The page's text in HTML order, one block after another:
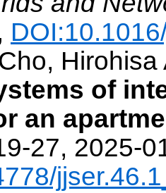
Hirohisa
of
an
-27, 2025-